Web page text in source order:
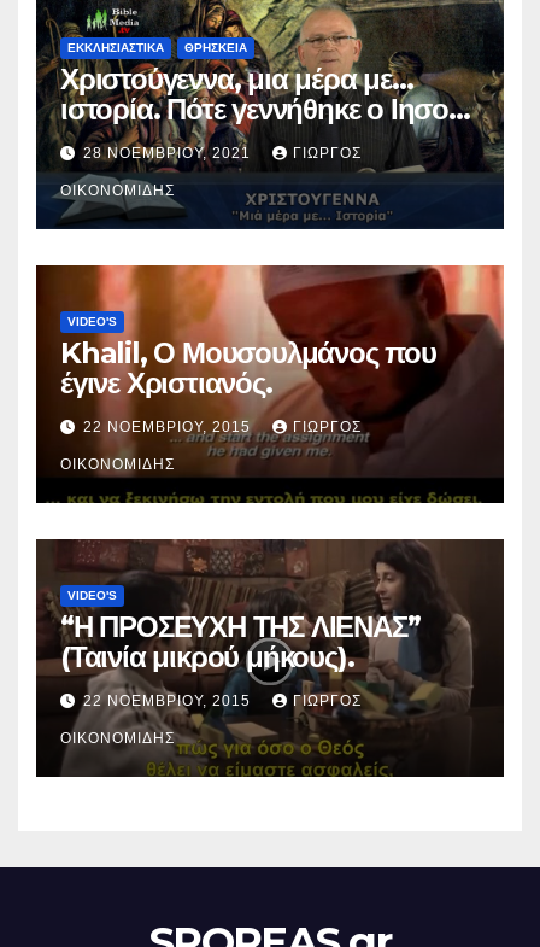
ΕΚΚΛΗΣΙΑΣΤΙΚΑ ΘΡΗΣΚΕΙΑ
Χριστούγεννα, μια μέρα με…
ιστορία. Πότε γεννήθηκε ο Ιησούς
Χριστός; (Βίντεο).
28 ΝΟΕΜΒΡΊΟΥ, 2021 ΓΙΏΡΓΟΣ
ΟΙΚΟΝΟΜΊΔΗΣ
VIDEO'S
Khalil, Ο Μουσουλμάνος που
έγινε Χριστιανός.
22 ΝΟΕΜΒΡΊΟΥ, 2015 ΓΙΏΡΓΟΣ
ΟΙΚΟΝΟΜΊΔΗΣ
VIDEO'S
“Η ΠΡΟΣΕΥΧΗ ΤΗΣ ΛΙΕΝΑΣ”
(Ταινία μικρού μήκους).
22 ΝΟΕΜΒΡΊΟΥ, 2015 ΓΙΏΡΓΟΣ
ΟΙΚΟΝΟΜΊΔΗΣ